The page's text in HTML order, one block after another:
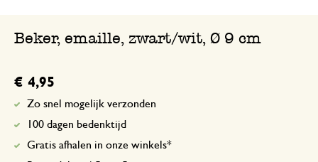
Beker, emaille, zwart/wit, Ø 9 cm
€ 4,95
Zo snel mogelijk verzonden
100 dagen bedenktijd
Gratis afhalen in onze winkels*